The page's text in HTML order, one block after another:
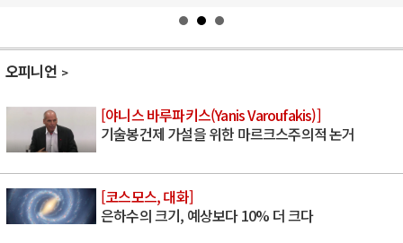
오피니언
[야니스 바루파키스(Yanis Varoufakis)]
기술봉건제 가설을 위한 마르크스주의적 논거
[코스모스, 대화]
은하수의 크기, 예상보다 10% 더 크다